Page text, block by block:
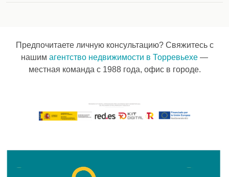
Предпочитаете личную консультацию? Свяжитесь с
нашим агентство недвижимости в Торревьехе —
местная команда с 1988 года, офис в городе.